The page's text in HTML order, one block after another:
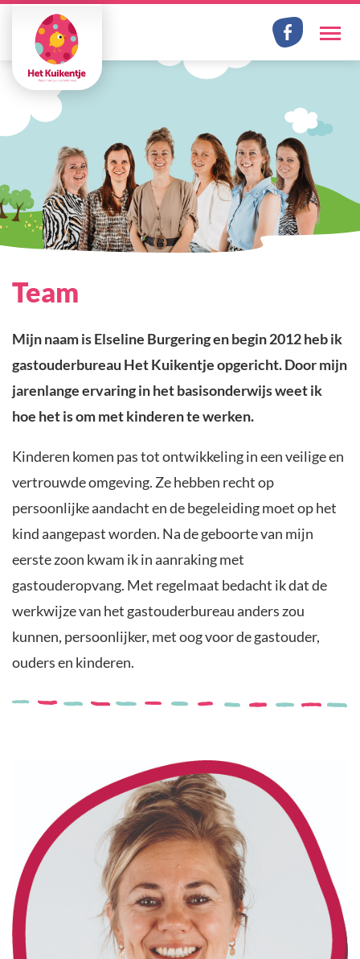
Facebook
Team
Mijn naam is Elseline Burgering en begin 2012 heb ik
gastouderbureau Het Kuikentje opgericht. Door mijn
jarenlange ervaring in het basisonderwijs weet ik
hoe het is om met kinderen te werken.
Kinderen komen pas tot ontwikkeling in een veilige en
vertrouwde omgeving. Ze hebben recht op
persoonlijke aandacht en de begeleiding moet op het
kind aangepast worden. Na de geboorte van mijn
eerste zoon kwam ik in aanraking met
gastouderopvang. Met regelmaat bedacht ik dat de
werkwijze van het gastouderbureau anders zou
kunnen, persoonlijker, met oog voor de gastouder,
ouders en kinderen.